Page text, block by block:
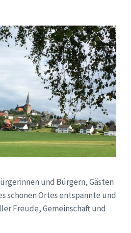
und Bürgern, Gästen
schönen Ortes entspannte und
Freude, Gemeinschaft und